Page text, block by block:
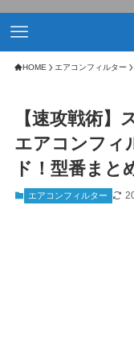
HOME エアコンフィルター
【速攻戦術
エアコンフィ
ド！型番まと
エアコンフィルター